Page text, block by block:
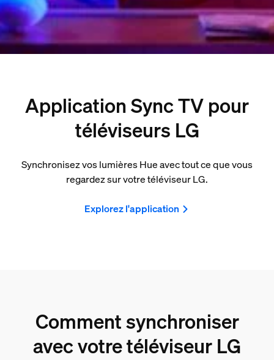
Application Sync TV pour
téléviseurs LG
Synchronisez vos lumières Hue avec tout ce que vous
regardez sur votre téléviseur LG.
Explorez l'application
Comment synchroniser
avec votre téléviseur LG